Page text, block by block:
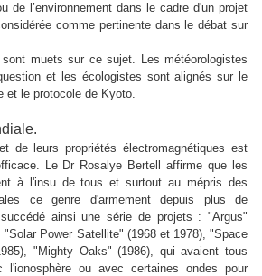
de l’environnement dans le cadre d'un projet
comme pertinente dans le débat sur
muets sur ce sujet. Les météorologistes
et les écologistes sont alignés sur le
et le protocole de Kyoto.
de leurs propriétés électromagnétiques est
Le Dr Rosalye Bertell affirme que les
à l'insu de tous et surtout au mépris des
ce genre d'armement depuis plus de
ainsi une série de projets : "Argus"
Power Satellite" (1968 et 1978), "Space
"Mighty Oaks" (1986), qui avaient tous
ou avec certaines ondes pour